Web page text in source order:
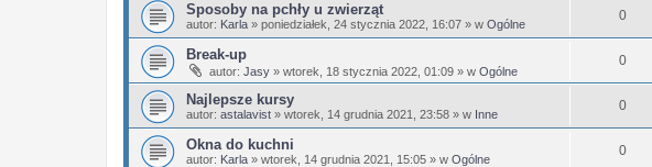
Sposoby na pchły u zwierząt
autor: Karla » poniedziałek, 24 stycznia 2022, 16:07 » w Ogólne
0
Break-up
autor: Jasy » wtorek, 18 stycznia 2022, 01:09 » w Ogólne
0
Najlepsze kursy
autor: astalavist » wtorek, 14 grudnia 2021, 23:58 » w Inne
0
Okna do kuchni
autor: Karla » wtorek, 14 grudnia 2021, 15:05 » w Ogólne
0